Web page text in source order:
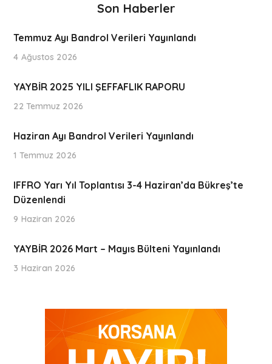
Son Haberler
Temmuz Ayı Bandrol Verileri Yayınlandı
4 Ağustos 2026
YAYBİR 2025 YILI ŞEFFAFLIK RAPORU
22 Temmuz 2026
Haziran Ayı Bandrol Verileri Yayınlandı
1 Temmuz 2026
IFFRO Yarı Yıl Toplantısı 3-4 Haziran’da Bükreş’te
Düzenlendi
9 Haziran 2026
YAYBİR 2026 Mart – Mayıs Bülteni Yayınlandı
3 Haziran 2026